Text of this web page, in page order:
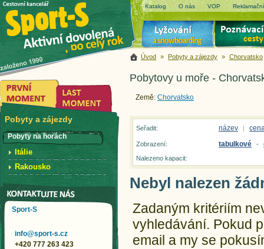
Katalog O nás VOP
Úvod » Pobyty a zájezdy » Chorvatsko
Pobytovy u moře -
Země: Chorvatsko
Seřadit: název |
Zobrazení: tabulkové -
Nalezeno kapacit:
Nebyl nalezen
Zadaným kritériím
vyhledávání. Pokud
email a my se
Pobyty a zájezdy
Pobyty na horách
Itálie
Rakousko
Sport-S
info@sport-s.cz
+420 777 263 423